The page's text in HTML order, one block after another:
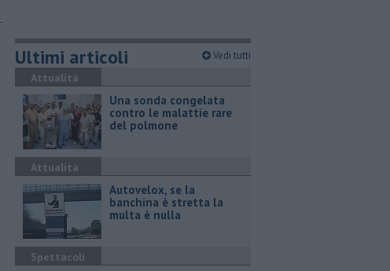
Ultimi articoli Vedi tutti
Attualità
Una sonda congelata
contro le malattie rare
del polmone
Attualità
Autovelox, se la
banchina è stretta la
multa è nulla
Spettacoli